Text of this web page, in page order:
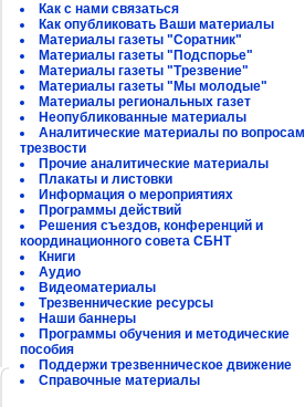
Как с нами связаться
Как опубликовать Ваши материалы
Материалы газеты "Соратник"
Материалы газеты "Подспорье"
Материалы газеты "Трезвение"
Материалы газеты "Мы молодые"
Материалы региональных газет
Неопубликованные материалы
Аналитические материалы по вопросам
трезвости
Прочие аналитические материалы
Плакаты и листовки
Информация о мероприятиях
Программы действий
Решения съездов, конференций и
координационного совета СБНТ
Книги
Аудио
Видеоматериалы
Трезвеннические ресурсы
Наши баннеры
Программы обучения и методические
пособия
Поддержи трезвенническое движение
Справочные материалы